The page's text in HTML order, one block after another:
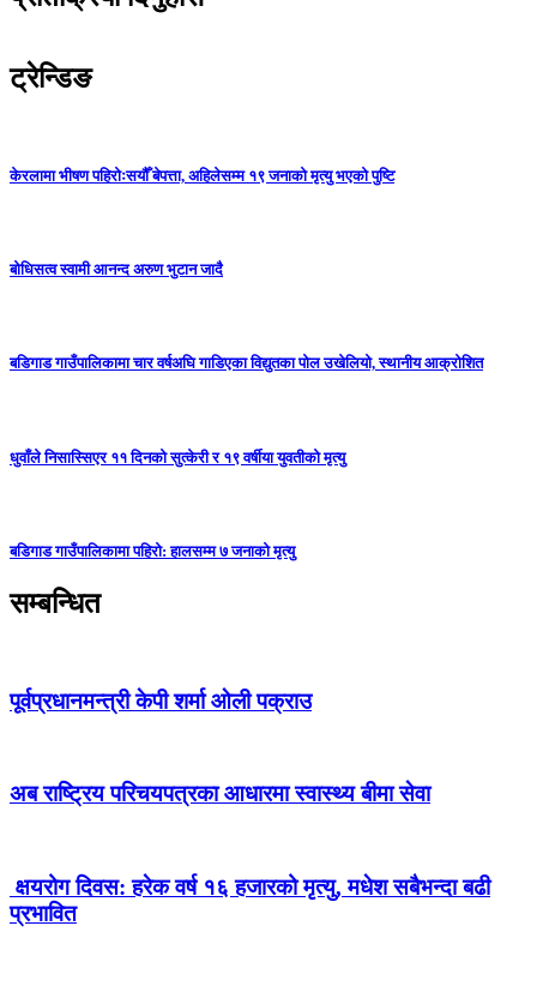
ट्रेन्डिङ
केरलामा भीषण पहिरोःसयौँ बेपत्ता, अहिलेसम्म १९ जनाको मृत्यु भएको पुष्टि
बोधिसत्व स्वामी आनन्द अरुण भुटान जादै
बडिगाड गाउँपालिकामा चार वर्षअघि गाडिएका विद्युतका पोल उखेलियो, स्थानीय आक्रोशित
धुवाँले निसास्सिएर ११ दिनको सुत्केरी र १९ वर्षीया युवतीको मृत्यु
बडिगाड गाउँपालिकामा पहिरो: हालसम्म ७ जनाको मृत्यु
सम्बन्धित
पूर्वप्रधानमन्त्री केपी शर्मा ओली पक्राउ
अब राष्ट्रिय परिचयपत्रका आधारमा स्वास्थ्य बीमा सेवा
क्षयरोग दिवस: हरेक वर्ष १६ हजारको मृत्यु, मधेश सबैभन्दा बढी
प्रभावित